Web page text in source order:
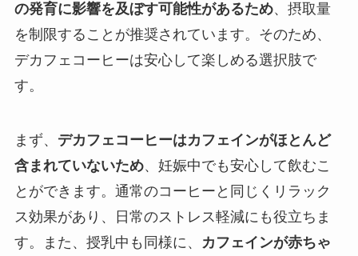
の発育に影響を及ぼす可能性があるため、摂取量
を制限することが推奨されています。そのため、
デカフェコーヒーは安心して楽しめる選択肢で
す。
まず、 デカフェコーヒーはカフェインがほとんど
含まれていないため、妊娠中でも安心して飲むこ
とができます。通常のコーヒーと同じくリラック
ス効果があり、日常のストレス軽減にも役立ちま
す。また、授乳中も同様に、
カフェインが赤ちゃ